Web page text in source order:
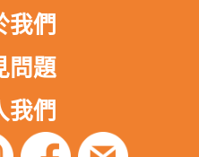
我們
問題
我們